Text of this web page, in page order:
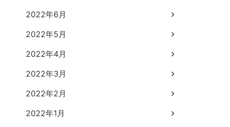
2022年6月
2022年5月
2022年4月
2022年3月
2022年2月
2022年1月